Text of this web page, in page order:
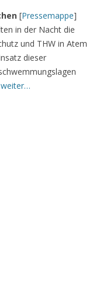
[Pressemappe]
in der Nacht die
und THW in Atem
dieser
weiter…